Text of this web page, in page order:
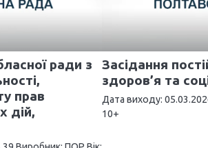
ради з
прав
дій,
Засідання
здоров’я та
Дата виходу:
10+